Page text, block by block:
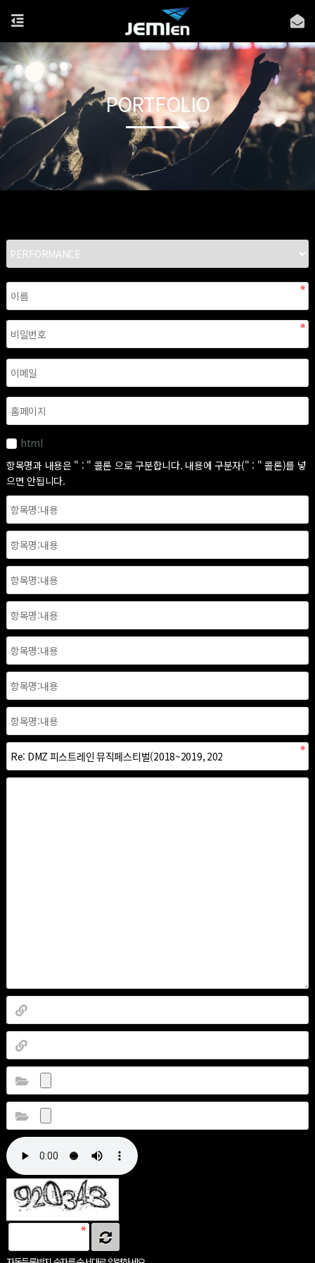
PORTFOLIO
html
항목명과 내용은 " : " 콜론 으로 구분합니다. 내용에 구분자(" : " 콜론)를 넣
으면 안됩니다.